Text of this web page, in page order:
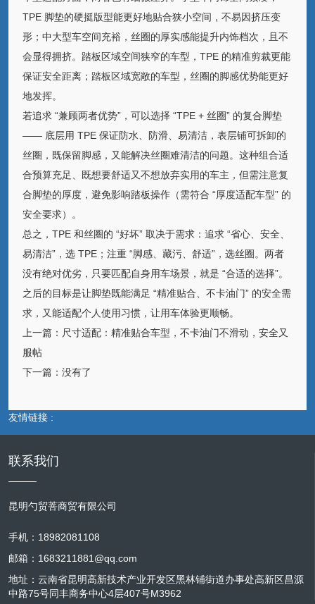
TPE 脚垫的硬挺版型能更好地贴合狭小空间，不易因挤压变
形；中大型车空间充裕，丝圈的厚实感能提升内饰档次，且不
会显得拥挤。踏板区域空间狭窄的车型，TPE 的精准剪裁更能
保证安全距离；踏板区域宽敞的车型，丝圈的脚感优势能更好
地发挥。
若追求 “兼顾两者优势”，可以选择 “TPE + 丝圈” 的复合脚垫
—— 底层用 TPE 保证防水、防滑、易清洁，表层铺可拆卸的
丝圈，既保留脚感，又能解决丝圈难清洁的问题。这种组合适
合预算充足、既想要舒适又不想放弃实用的车主，但需注意复
合脚垫的厚度，避免影响踏板操作（需符合 “厚度适配车型” 的
安全要求）。
总之，TPE 和丝圈的 “好坏” 取决于需求：追求 “省心、安全、
易清洁”，选 TPE；注重 “脚感、藏污、舒适”，选丝圈。两者
没有绝对优劣，只要匹配自身用车场景，就是 “合适的选择”。
之后的目标是让脚垫既能满足 “精准贴合、不卡油门” 的安全需
求，又能适配个人使用习惯，让用车体验更顺畅。
上一篇： 尺寸适配：精准贴合车型，不卡油门不滑动，安全又
服帖
下一篇： 没有了
友情链接 :
联系我们
昆明勺贸菩商贸有限公司
手机：18982081108
邮箱：1683211881@qq.com
地址：云南省昆明高新技术产业开发区黑林铺街道办事处高新区昌源
中路75号同丰商务中心4层407号M3962